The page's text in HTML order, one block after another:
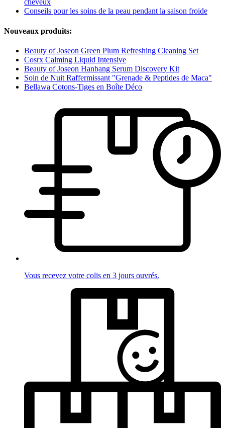
cheveux
Conseils pour les soins de la peau pendant la saison froide
Nouveaux produits:
Beauty of Joseon Green Plum Refreshing Cleaning Set
Cosrx Calming Liquid Intensive
Beauty of Joseon Hanbang Serum Discovery Kit
Soin de Nuit Raffermissant "Grenade & Peptides de Maca"
Bellawa Cotons-Tiges en Boîte Déco
Vous recevez votre colis en 3 jours ouvrés.